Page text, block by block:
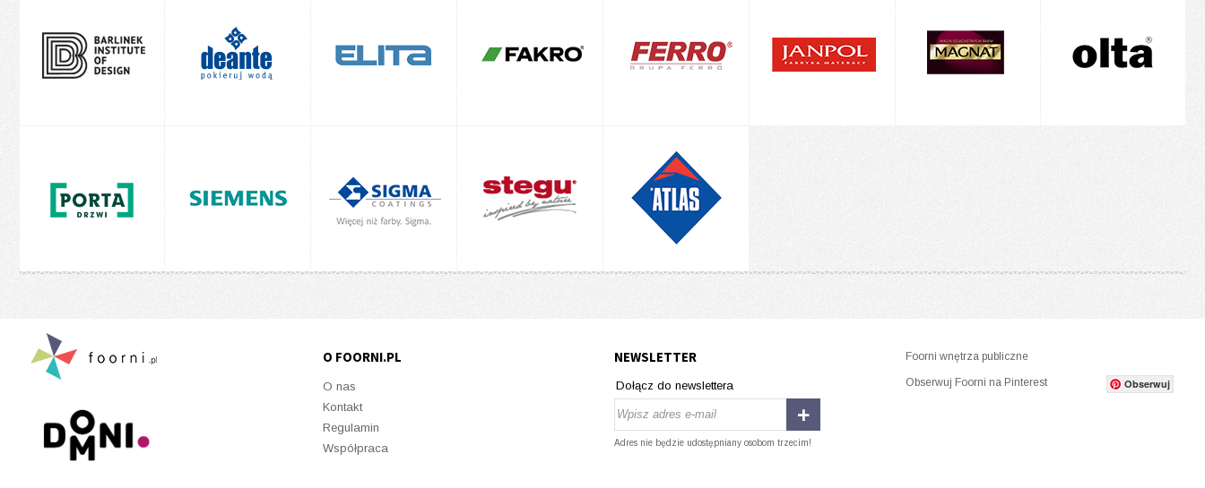
O FOORNI.PL
O nas
Kontakt
Regulamin
Współpraca
NEWSLETTER
Dołącz do newslettera
Adres nie będzie udostępniany osobom trzecim!
Foorni wnętrza publiczne
Obserwuj Foorni na Pinterest Obserwuj